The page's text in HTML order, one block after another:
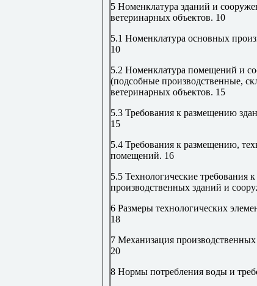
5 Номенклатура зданий и
ветеринарных объектов. 10
5.1 Номенклатура основных
10
5.2 Номенклатура помещений и
(подсобные производственные,
ветеринарных объектов. 15
5.3 Требования к размещению
15
5.4 Требования к размещению,
помещений. 16
5.5 Технологические
производственных зданий и
6 Размеры технологических
18
7 Механизация
20
8 Нормы потребления воды и